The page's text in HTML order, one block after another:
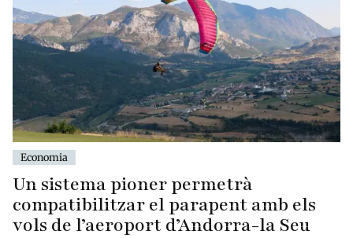
Economia
Un sistema pioner permetrà
compatibilitzar el parapent amb els
vols de l’aeroport d’Andorra-la Seu